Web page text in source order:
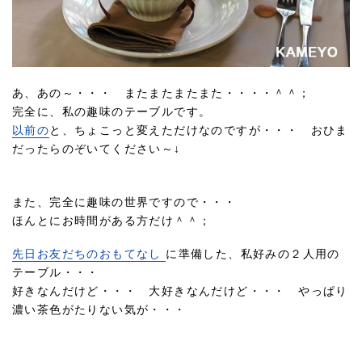
あ、あの～・・・ またまたまたまた・・・・＾＾；
完全に、私の趣味のテーブルです。
以前の と、ちょこっと変えただけなのですが・・・ おひま
だったらのぞいてください～↓
また、完全に趣味の世界ですので・・・
ほんとにお時間がある方だけ＾＾；
先日お友だちのおもてなし に準備した、私好みの２人用の
テーブル・・・
好きなんだけど・・・ 大好きなんだけど・・・ やっぱり
濃い茶色がたりない気が・・・